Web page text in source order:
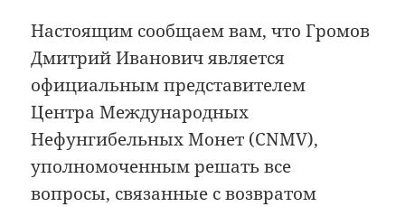
Настоящим сообщаем вам, что Громов
Дмитрий Иванович является
официальным представителем
Центра Международных
Нефунгибельных Монет (CNMV),
уполномоченным решать все
вопросы, связанные с возвратом